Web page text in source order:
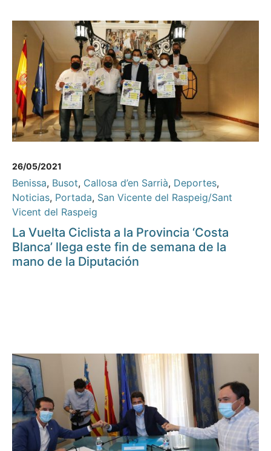
26/05/2021
Benissa, Busot, Callosa d’en Sarrià, Deportes,
Noticias, Portada, San Vicente del Raspeig/Sant
Vicent del Raspeig
La Vuelta Ciclista a la Provincia ‘Costa
Blanca’ llega este fin de semana de la
mano de la Diputación